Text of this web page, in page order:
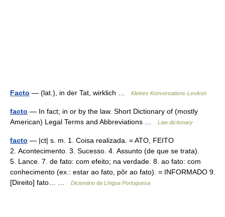
Facto — (lat.), in der Tat, wirklich … Kleines Konversations-Lexikon
facto — In fact; in or by the law. Short Dictionary of (mostly
American) Legal Terms and Abbreviations …
Law dictionary
facto — |ct| s. m. 1. Coisa realizada. = ATO, FEITO
2. Acontecimento. 3. Sucesso. 4. Assunto (de que se trata).
5. Lance. 7. de fato: com efeito; na verdade. 8. ao fato: com
conhecimento (ex.: estar ao fato, pôr ao fato). = INFORMADO 9.
[Direito] fato… …
Dicionário da Língua Portuguesa